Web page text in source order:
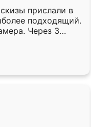
прислали в
подходящий.
Через 3
Остались
Ренессанс